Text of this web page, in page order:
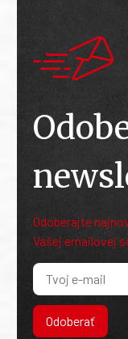
Odoberajte
Vašej emailovej
Odoberať